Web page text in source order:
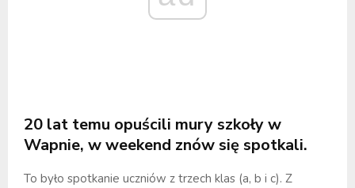
20 lat temu opuścili mury szkoły w
Wapnie, w weekend znów się spotkali.
To było spotkanie uczniów z trzech klas (a, b i c). Z